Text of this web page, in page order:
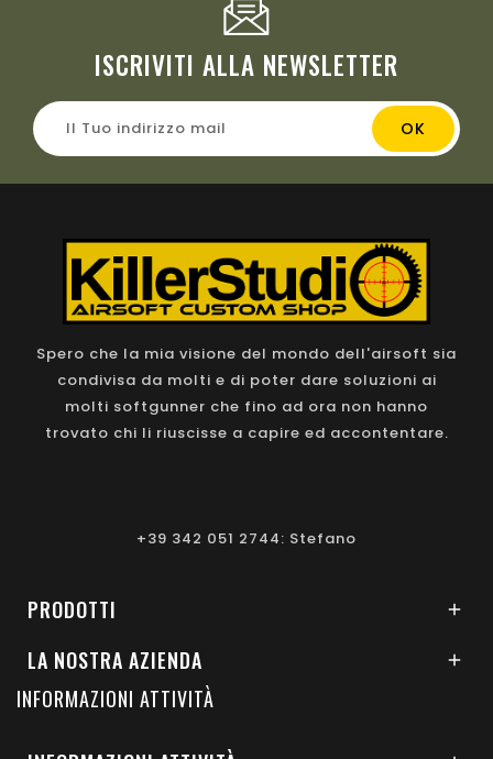
ISCRIVITI ALLA NEWSLETTER
Spero che la mia visione del mondo dell'airsoft sia
condivisa da molti e di poter dare soluzioni ai
molti softgunner che fino ad ora non hanno
trovato chi li riuscisse a capire ed accontentare.
+39 342 051 2744: Stefano
PRODOTTI 
LA NOSTRA AZIENDA 
INFORMAZIONI ATTIVITÀ